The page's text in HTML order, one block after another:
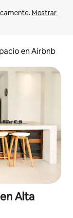
Mostrar
en Airbnb
Alta